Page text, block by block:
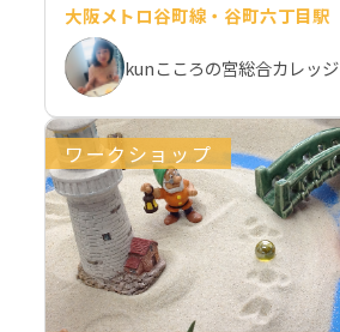
大阪メトロ谷町線・谷町六丁目駅
kunこころの宮総合カレッジ
ワークショップ